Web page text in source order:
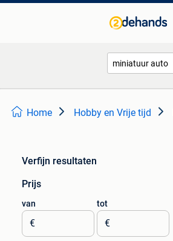
Home Hobby en Vrije tijd
Verfijn resultaten
Prijs
van
€
tot
€